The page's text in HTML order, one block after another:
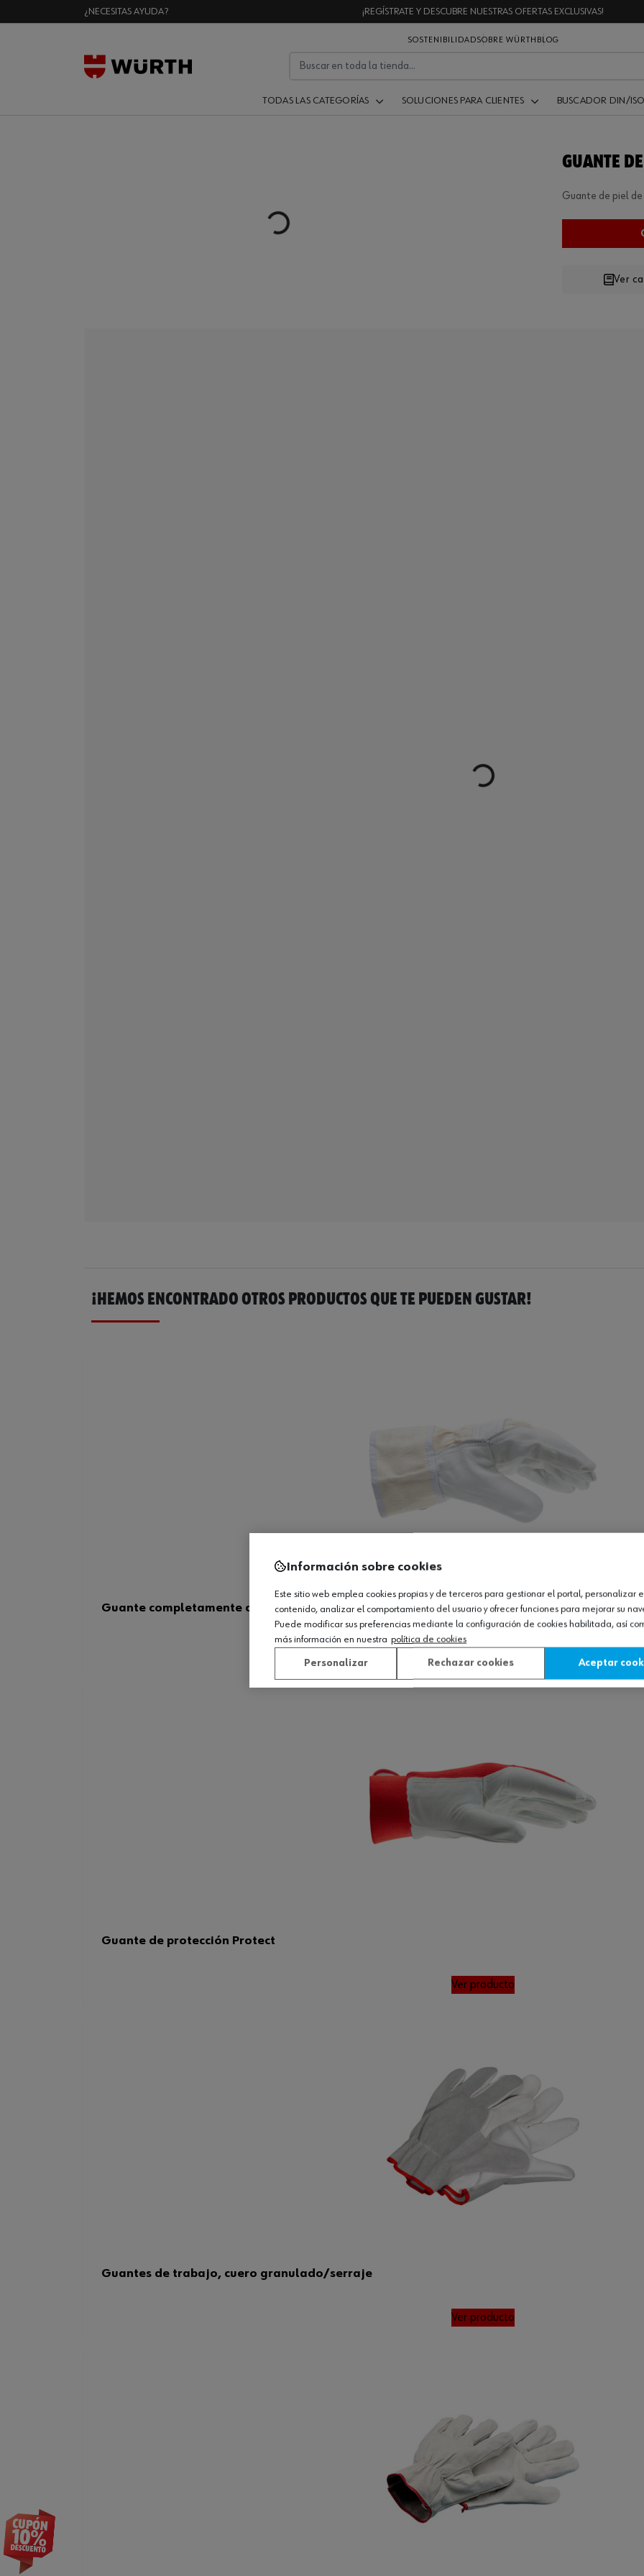
¿NECESITAS AYUDA? ¡REGÍSTRATE Y DESCUBRE NUESTRAS OFERTAS EXCLUSIVAS!
SOSTENIBILIDADSOBRE WÜRTH BLOG
TODAS LAS CATEGORÍAS SOLUCIONES PARA CLIENTES BUSCADOR DIN/ISO
Loading...
GUANTE
Guante de piel
Ver
¡HEMOS ENCONTRADO OTROS PRODUCTOS QUE TE PUEDEN GUSTAR!
Guante completamente de cuero W-20
Ver producto
Guante de protección Protect
Ver producto
Guantes de trabajo, cuero granulado/serraje
Ver producto
Información sobre cookies
Este sitio web emplea cookies propias y de terceros para gestionar el portal, personalizar
contenido, analizar el comportamiento del usuario y ofrecer funciones para mejorar su
Puede modificar sus preferencias mediante la configuración de cookies habilitada, así
más información en nuestra política de cookies
Personalizar Rechazar cookies Aceptar